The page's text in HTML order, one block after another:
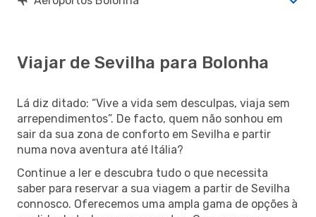
Viajar de Sevilha para Bolonha
Lá diz ditado: “Vive a vida sem desculpas, viaja sem
arrependimentos”. De facto, quem não sonhou em
sair da sua zona de conforto em Sevilha e partir
numa nova aventura até Itália?
Continue a ler e descubra tudo o que necessita
saber para reservar a sua viagem a partir de Sevilha
connosco. Oferecemos uma ampla gama de opções à